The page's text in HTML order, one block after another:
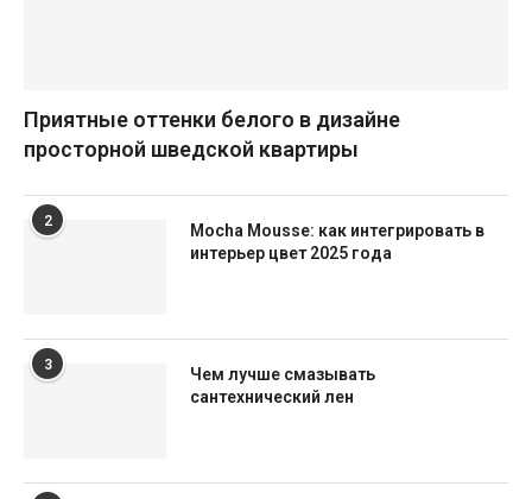
Приятные оттенки белого в дизайне
просторной шведской квартиры
2
Mocha Mousse: как интегрировать в
интерьер цвет 2025 года
3
Чем лучше смазывать
сантехнический лен